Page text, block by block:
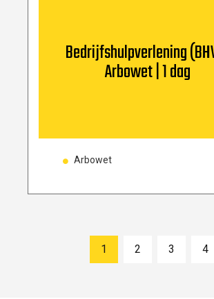
Bedrijfshulpverlening
Arbowet | 1 dag
Arbowet
1 2 3 4